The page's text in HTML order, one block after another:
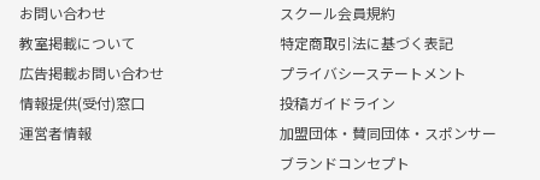
お問い合わせ
教室掲載について
広告掲載お問い合わせ
情報提供(受付)窓口
運営者情報
スクール会員規約
特定商取引法に基づく表記
プライバシーステートメント
投稿ガイドライン
加盟団体・賛同団体・スポンサー
ブランドコンセプト